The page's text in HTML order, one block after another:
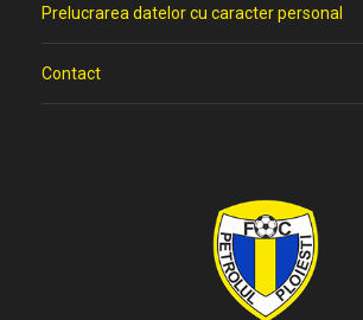
Prelucrarea datelor cu caracter personal
Contact